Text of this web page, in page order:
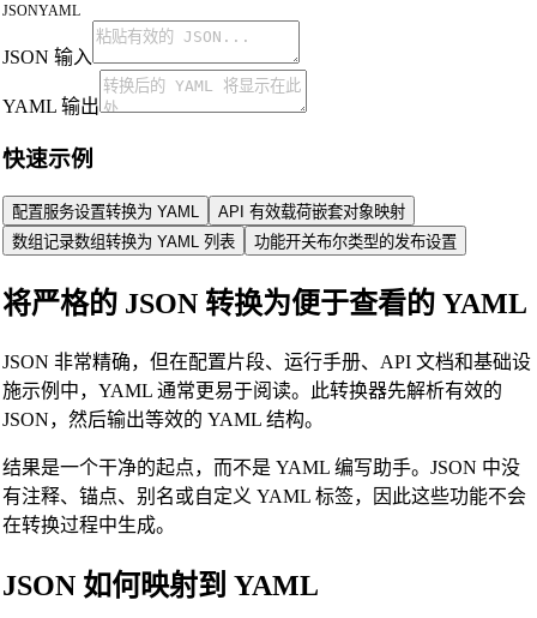
🔗Related Tools
📐Unit Converters
Length Converter
重量转换器
温度转换器
体积转换器
面积转换器
JSONYAML
JSON 输入
YAML 输出
快速示例
配置服务设置转换为 YAML API 有效载荷嵌套对象映射
数组记录数组转换为 YAML 列表 功能开关布尔类型的发布设置
将严格的 JSON 转换为便于查看的 YAML
JSON 非常精确，但在配置片段、运行手册、API 文档和基础设
施示例中，YAML 通常更易于阅读。此转换器先解析有效的
JSON，然后输出等效的 YAML 结构。
结果是一个干净的起点，而不是 YAML 编写助手。JSON 中没
有注释、锚点、别名或自定义 YAML 标签，因此这些功能不会
在转换过程中生成。
JSON 如何映射到 YAML